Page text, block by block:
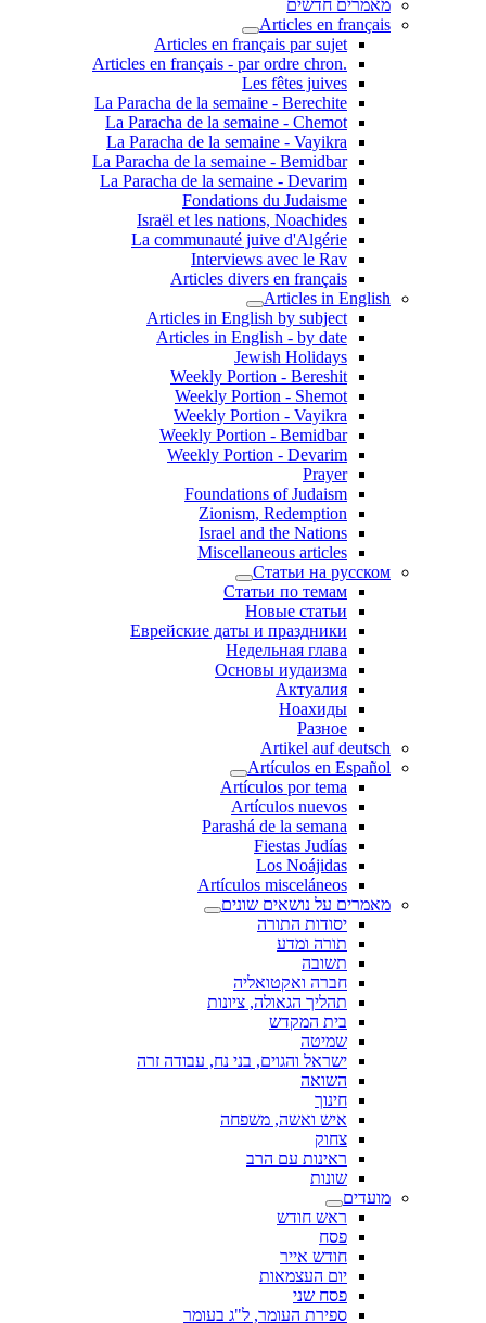
מאמרים חדשים
Articles en français
Articles en français par sujet
.Articles en français - par ordre chron
Les fêtes juives
La Paracha de la semaine - Berechite
La Paracha de la semaine - Chemot
La Paracha de la semaine - Vayikra
La Paracha de la semaine - Bemidbar
La Paracha de la semaine - Devarim
Fondations du Judaisme
Israël et les nations, Noachides
La communauté juive d'Algérie
Interviews avec le Rav
Articles divers en français
Articles in English
Articles in English by subject
Articles in English - by date
Jewish Holidays
Weekly Portion - Bereshit
Weekly Portion - Shemot
Weekly Portion - Vayikra
Weekly Portion - Bemidbar
Weekly Portion - Devarim
Prayer
Foundations of Judaism
Zionism, Redemption
Israel and the Nations
Miscellaneous articles
Статьи на русском
Статьи по темам
Новые статьи
Еврейские даты и праздники
Недельная глава
Основы иудаизма
Актуалия
Ноахиды
Разное
Artikel auf deutsch
Artículos en Español
Artículos por tema
Artículos nuevos
Parashá de la semana
Fiestas Judías
Los Noájidas
Artículos misceláneos
מאמרים על נושאים שונים
יסודות התורה
תורה ומדע
תשובה
חברה ואקטואליה
תהליך הגאולה, ציונות
בית המקדש
שמיטה
ישראל והגוים, בני נח, עבודה זרה
השואה
חינוך
איש ואשה, משפחה
צחוק
ראינות עם הרב
שונות
מועדים
ראש חודש
פסח
חודש אייר
יום העצמאות
פסח שני
ספירת העומר, ל"ג בעומר